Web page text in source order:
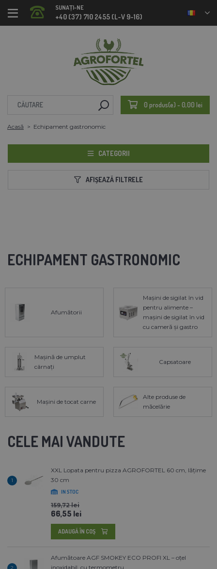
SUNAȚI-NE
+40 (37) 710 2455 (L-V 9-16)
0 produs(e) - 0,00 lei
Acasă Echipament gastronomic
CATEGORII
AFIȘEAZĂ FILTRELE
ECHIPAMENT GASTRONOMIC
Afumătorii
Mașini de sigilat în vid
pentru alimente –
mașini de sigilat în vid
cu cameră și gastro
Mașină de umplut
cârnați
Capsatoare
Mașini de tocat carne
Alte produse de
măcelărie
CELE MAI VANDUTE
1
XXL Lopata pentru pizza AGROFORTEL 60 cm, lățime
30 cm
IN STOC
159,72 lei
66,55 lei
ADAUGĂ ÎN COŞ
Afumătoare AGF SMOKEY ECO PROFI XL – oțel
inoxidabil, cu termometru